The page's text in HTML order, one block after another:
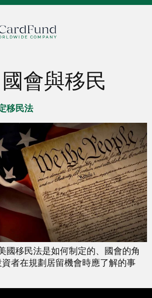
國會與移民
移民法
國移民法是如何制定的、國會的角
資者在規劃居留機會時應了解的事